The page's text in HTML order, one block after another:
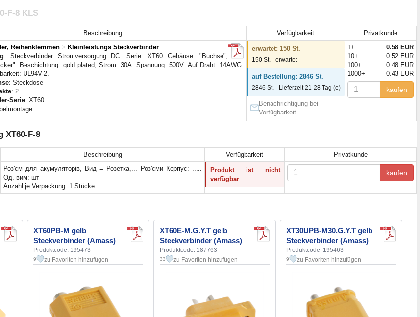
F-8 KLS
Beschreibung Verfügbarkeit
Privatkunde
Reihenklemmen > Kleinleistungs Steckverbinder
: Steckverbinder Stromversorgung DC. Serie: XT60 Gehäuse: "Buchse",
Beschichtung: gold plated, Strom: 30A. Spannung: 500V. Auf Draht: 14AWG.
UL94V-2.
: Steckdose
: 2
Serie: XT60
erwartet: 150 St.
150 St. - erwartet
auf Bestellung: 2846 St.
2846 St. - Lieferzeit 21-28 Tag (e)
Benachrichtigung bei
Verfügbarkeit
1+
0.58 EUR
10+
0.52 EUR
100+
0.48 EUR
1000+
0.43 EUR
kaufen
XT60-F-8
Beschreibung Verfügbarkeit
Privatkunde
Роз'єм для акумуляторів, Вид = Розетка,... Роз'єми Корпус: .....
Од. вим: шт
Anzahl je Verpackung: 1 Stücke
Produkt ist nicht
verfügbar
kaufen
XT60PB-M gelb
Steckverbinder (Amass)
Produktcode: 195473
9 zu Favoriten hinzufügen
XT60E-M.G.Y.T gelb
Steckverbinder (Amass)
Produktcode: 187763
33 zu Favoriten hinzufügen
XT30UPB-M30.G.Y.T gelb
Steckverbinder (Amass)
Produktcode: 195463
9 zu Favoriten hinzufügen